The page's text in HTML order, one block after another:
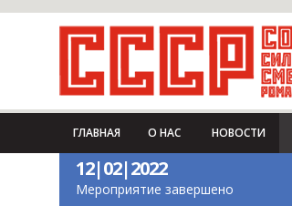
ГЛАВНАЯ О НАС НОВОСТИ
12|02|2022
Мероприятие завершено